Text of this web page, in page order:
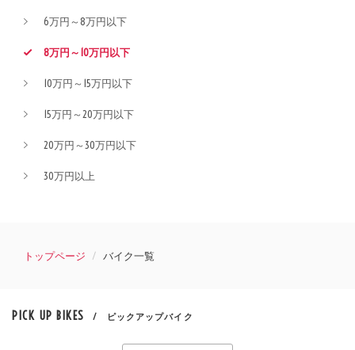
6万円～8万円以下
8万円～10万円以下
10万円～15万円以下
15万円～20万円以下
20万円～30万円以下
30万円以上
トップページ バイク一覧
PICK UP BIKES / ピックアップバイク